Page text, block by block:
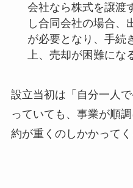
会社なら株式を譲渡
し合同会社の場合、
が必要となり、手続
上、売却が困難に
設立当初は「自分一人
っていても、事業が順
約が重くのしかかってく